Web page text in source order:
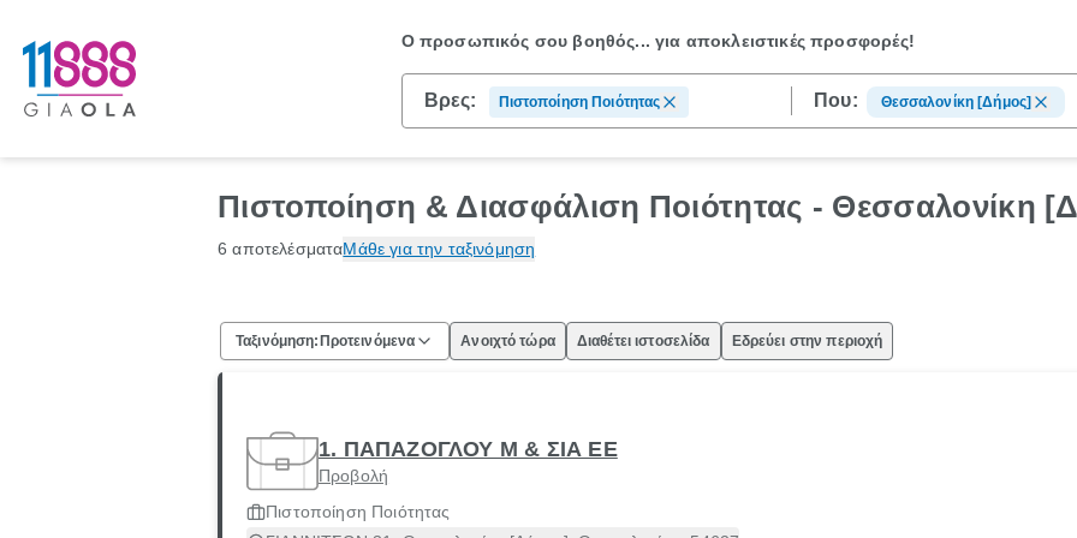
Ο προσωπικός σου βοηθός...για αποκλειστικές προσφορές!
Βρες: Πιστοποίηση Ποιότητας Που: Θεσσαλονίκη [Δήμος]
Πιστοποίηση & Διασφάλιση Ποιότητας - Θεσσαλονίκη
6 αποτελέσματαΜάθε για την ταξινόμηση
Ταξινόμηση: Προτεινόμενα Ανοιχτό τώρα Διαθέτει ιστοσελίδα Εδρεύει στην περιοχή
1. ΠΑΠΑΖΟΓΛΟΥ Μ & ΣΙΑ ΕΕ
Προβολή
Πιστοποίηση Ποιότητας